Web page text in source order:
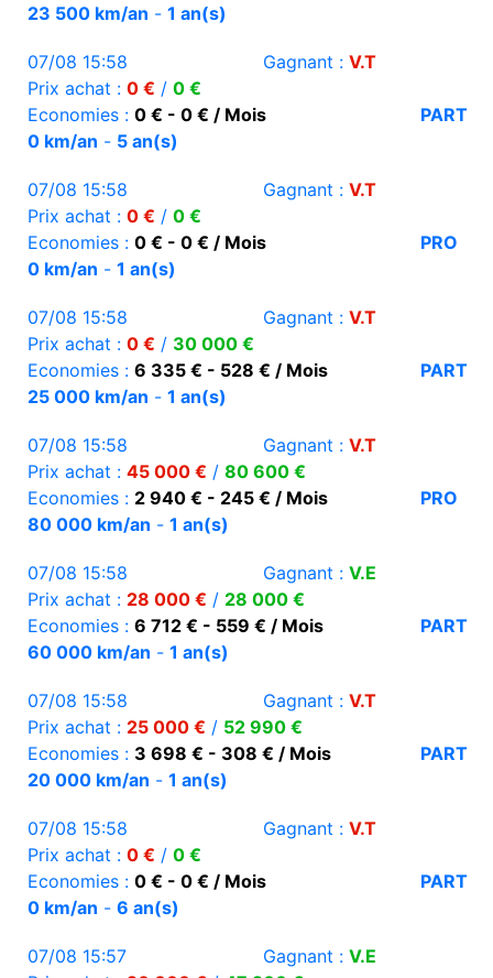
23 500 km/an - 1 an(s)
07/08 15:58 Gagnant : V.T
Prix achat : 0 € / 0 €
Economies : 0 € - 0 € / Mois
PART
0 km/an - 5 an(s)
07/08 15:58 Gagnant : V.T
Prix achat : 0 € / 0 €
Economies : 0 € - 0 € / Mois
PRO
0 km/an - 1 an(s)
07/08 15:58 Gagnant : V.T
Prix achat : 0 € / 30 000 €
Economies : 6 335 € - 528 € / Mois
PART
25 000 km/an - 1 an(s)
07/08 15:58 Gagnant : V.T
Prix achat : 45 000 € / 80 600 €
Economies : 2 940 € - 245 € / Mois
PRO
80 000 km/an - 1 an(s)
07/08 15:58 Gagnant : V.E
Prix achat : 28 000 € / 28 000 €
Economies : 6 712 € - 559 € / Mois
PART
60 000 km/an - 1 an(s)
07/08 15:58 Gagnant : V.T
Prix achat : 25 000 € / 52 990 €
Economies : 3 698 € - 308 € / Mois
PART
20 000 km/an - 1 an(s)
07/08 15:58 Gagnant : V.T
Prix achat : 0 € / 0 €
Economies : 0 € - 0 € / Mois
PART
0 km/an - 6 an(s)
07/08 15:57 Gagnant : V.E